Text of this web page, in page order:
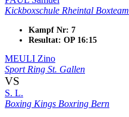
Kickboxschule Rheintal Boxteam
Kampf Nr: 7
Resultat: OP 16:15
MEULI Zino
Sport Ring St. Gallen
VS
S. L.
Boxing Kings Boxring Bern